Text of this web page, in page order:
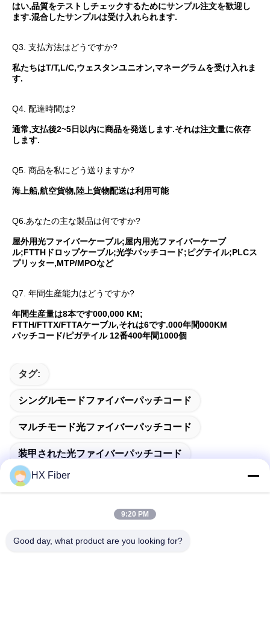
はい,品質をテストしチェックするためにサンプル注文を歓迎し
ます.混合したサンプルは受け入れられます.
Q3. 支払方法はどうですか?
私たちはT/T,L/C,ウェスタンユニオン,マネーグラムを受け入れま
す.
Q4. 配達時間は?
通常,支払後2~5日以内に商品を発送します.それは注文量に依存
します.
Q5. 商品を私にどう送りますか?
海上船,航空貨物,陸上貨物配送は利用可能
Q6.あなたの主な製品は何ですか?
屋外用光ファイバーケーブル;屋内用光ファイバーケーブ
ル;FTTHドロップケーブル;光学パッチコード;ピグテイル;PLCス
プリッター,MTP/MPOなど
Q7. 年間生産能力はどうですか?
年間生産量は8本です000,000 KM;
FTTH/FTTX/FTTAケーブル,それは6です.000年間000KM
パッチコード/ピガテイル 12番400年間1000個
タグ:
シングルモードファイバーパッチコード
マルチモード光ファイバーパッチコード
装甲された光ファイバーパッチコード
HX Fiber
9:20 PM
Good day, what product are you looking for?